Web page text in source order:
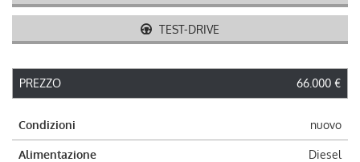
TEST-DRIVE
PREZZO 66.000 €
Condizioni nuovo
Alimentazione Diesel